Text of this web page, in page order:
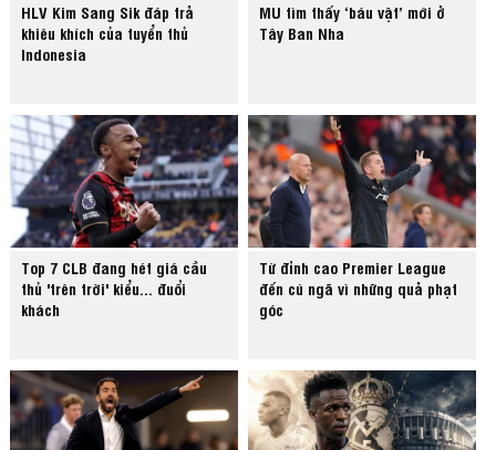
HLV Kim Sang Sik đáp trả
khiêu khích của tuyển thủ
Indonesia
MU tìm thấy ‘báu vật’ mới ở
Tây Ban Nha
Top 7 CLB đang hét giá cầu
thủ 'trên trời' kiểu... đuổi
khách
Từ đỉnh cao Premier League
đến cú ngã vì những quả phạt
góc